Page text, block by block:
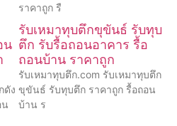
ราคาถูก รื
น
ดัง
รับเหมาทุบตึกขุขันธ์ รับทุบ
ตึก รับรื้อถอนอาคาร รื้อ
ถอนบ้าน ราคาถูก
รับเหมาทุบตึก.com รับเหมาทุบตึก
ขุขันธ์ รับทุบตึก ราคาถูก รื้อถอน
บ้าน ร